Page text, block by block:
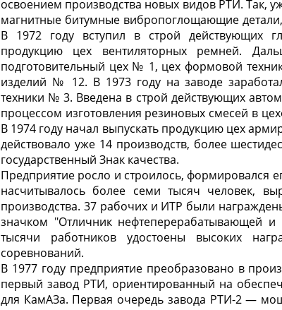
освоением производства новых видов РТИ. Так,
магнитные битумные вибропоглощающие
В 1972 году вступил в строй действующих
продукцию цех вентиляторных ремней.
подготовительный цех № 1, цех формовой
изделий № 12. В 1973 году на заводе
техники № 3. Введена в строй действующих
процессом изготовления резиновых смесей в
В 1974 году начал выпускать продукцию цех
действовало уже 14 производств, более
государственный Знак качества.
Предприятие росло и строилось, формировался
насчитывалось более семи тысяч человек,
производства. 37 рабочих и ИТР были
значком "Отличник нефтеперерабатывающей
тысячи работников удостоены высоких
соревнований.
В 1977 году предприятие преобразовано в
первый завод РТИ, ориентированный на
для КамАЗа. Первая очередь завода РТИ-2 —